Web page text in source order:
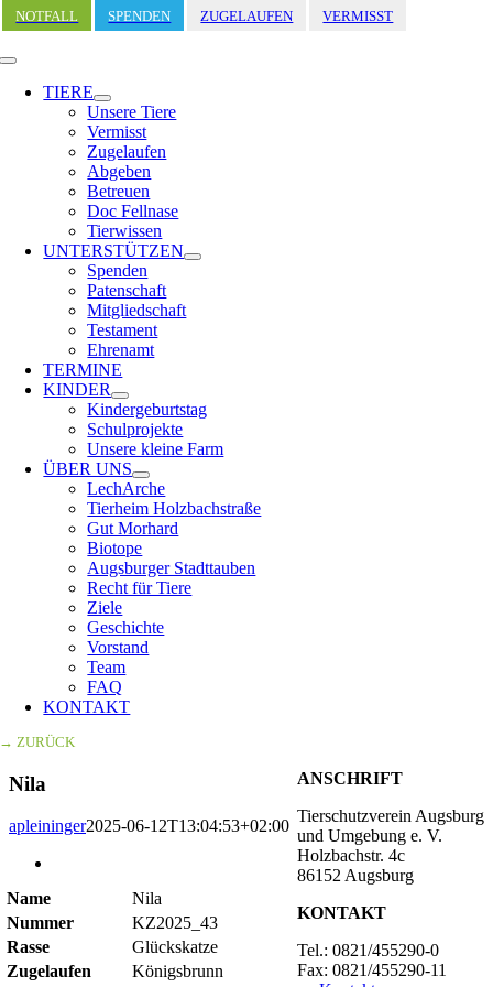
Zum
Inhalt
springen
NOTFALL SPENDEN ZUGELAUFEN VERMISST
Toggle
Navigation
TIERE
Unsere Tiere
Vermisst
Zugelaufen
Abgeben
Betreuen
Doc Fellnase
Tierwissen
UNTERSTÜTZEN
Spenden
Patenschaft
Mitgliedschaft
Testament
Ehrenamt
TERMINE
KINDER
Kindergeburtstag
Schulprojekte
Unsere kleine Farm
ÜBER UNS
LechArche
Tierheim Holzbachstraße
Gut Morhard
Biotope
Augsburger Stadttauben
Recht für Tiere
Ziele
Geschichte
Vorstand
Team
FAQ
KONTAKT
→ ZURÜCK
Nila
apleininger2025-06-12T13:04:53+02:00
Name
Nila
Nummer
KZ2025_43
Rasse
Glückskatze
Zugelaufen
Königsbrunn
ANSCHRIFT
Tierschutzverein Augsburg
und Umgebung e. V.
Holzbachstr. 4c
86152 Augsburg
KONTAKT
Tel.: 0821/455290-0
Fax: 0821/455290-11